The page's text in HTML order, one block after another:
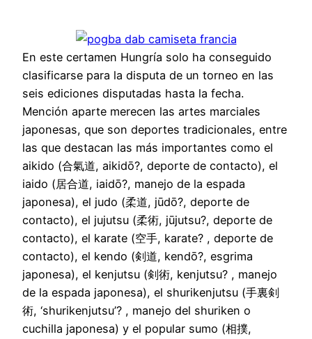
En este certamen Hungría solo ha conseguido
clasificarse para la disputa de un torneo en las
seis ediciones disputadas hasta la fecha.
Mención aparte merecen las artes marciales
japonesas, que son deportes tradicionales, entre
las que destacan las más importantes como el
aikido (合氣道, aikidō?, deporte de contacto), el
iaido (居合道, iaidō?, manejo de la espada
japonesa), el judo (柔道, jūdō?, deporte de
contacto), el jujutsu (柔術, jūjutsu?, deporte de
contacto), el karate (空手, karate? , deporte de
contacto), el kendo (剣道, kendō?, esgrima
japonesa), el kenjutsu (剣術, kenjutsu? , manejo
de la espada japonesa), el shurikenjutsu (手裏剣
術, ‘shurikenjutsu’? , manejo del shuriken o
cuchilla japonesa) y el popular sumo (相撲,